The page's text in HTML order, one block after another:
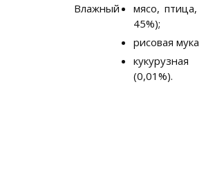
Влажный
мясо, птица,
45%);
рисовая мука,
(0,01%).